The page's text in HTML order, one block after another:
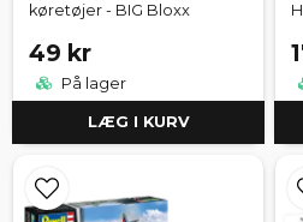
køretøjer - BIG Bloxx
49 kr
På lager
LÆG I KURV